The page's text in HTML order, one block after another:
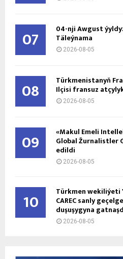
07 04-nji Awgust
Täleýnama
2026-08-05
08 Türkmenistanyň
Ilçisi fransuz
2026-08-05
09 «Makul Emeli
Global Žurnalistler
edildi
2026-08-05
10 Türkmen wekiliýeti
CAREC sanly
duşuşygyna
2026-08-05